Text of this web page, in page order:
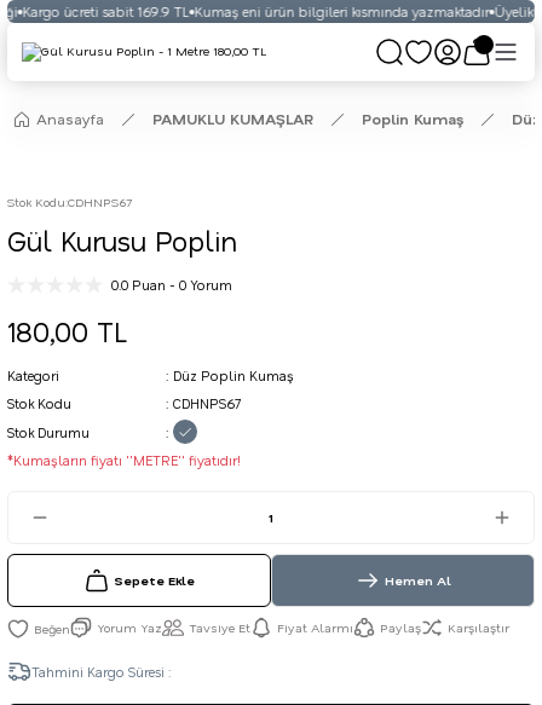
Kargo ücreti sabit 169.9 TL Kumaş eni ürün bilgileri kısmında yazmaktadır Üyelikli
Anasayfa PAMUKLU KUMAŞLAR Poplin Kumaş
Stok Kodu:CDHNPS67
Gül Kurusu Poplin
0.0 Puan - 0 Yorum
180,00 TL
Kategori
Düz Poplin Kumaş
Stok Kodu
CDHNPS67
Stok Durumu
*Kumaşların fiyatı ''METRE'' fiyatıdır!
Sepete Ekle Hemen Al
Yorum Yaz Tavsiye Et Fiyat Alarmı Paylaş Karşılaştır
Tahmini Kargo Süresi :